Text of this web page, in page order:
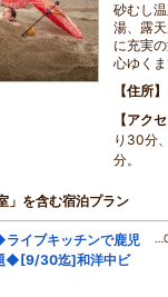
砂むし
湯、露
に充実
心ゆく
住所
アク
り30分
分。
」を含む宿泊プラン
イブキッチンで鹿児
◆[9/30迄]和洋中ビ